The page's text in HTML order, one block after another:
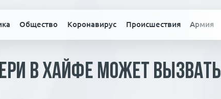
Общество Коронавирус Происшествия Армия
в Хайфе может вызвать